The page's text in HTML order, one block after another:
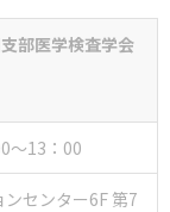
部医学検査学会
～13：00
センター6F 第7